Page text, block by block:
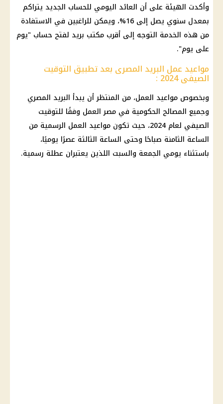
وأكدت الهيئة على أن العائد اليومي للحساب الجديد يتراكم
بمعدل سنوي يصل إلى 16%، ويمكن للراغبين في الاستفادة
من هذه الخدمة التوجه إلى أقرب مكتب بريد لفتح حساب "يوم
على يوم".
مواعيد عمل البريد المصرى بعد تطبيق التوقيت
الصيفى 2024 :
وبخصوص مواعيد العمل، من المنتظر أن يبدأ البريد المصري
وجميع المصالح الحكومية في مصر العمل وفقًا للتوقيت
الصيفي لعام 2024، حيث تكون مواعيد العمل الرسمية من
الساعة الثامنة صباحًا وحتى الساعة الثالثة عصرًا يوميًا،
باستثناء يومي الجمعة والسبت اللذين يعتبران عطلة رسمية.